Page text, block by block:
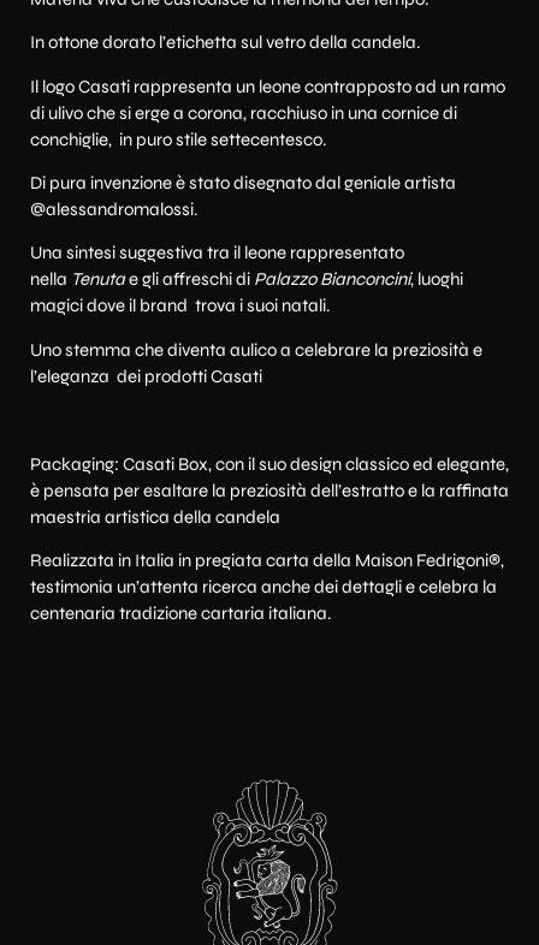
In ottone dorato l’etichetta sul vetro della candela.
Il logo Casati rappresenta un leone contrapposto ad un ramo
di ulivo che si erge a corona, racchiuso in una cornice di
conchiglie, in puro stile settecentesco.
Di pura invenzione è stato disegnato dal geniale artista
@alessandromalossi.
Una sintesi suggestiva tra il leone rappresentato
nella Tenutae gli affreschi di Palazzo Bianconcini, luoghi
magici dove il brand trova i suoi natali.
Uno stemma che diventa aulico a celebrare la preziosità e
l’eleganza dei prodotti Casati
Packaging: Casati Box, con il suo design classico ed elegante,
è pensata per esaltare la preziosità dell’estratto e la raffinata
maestria artistica della candela
Realizzata in Italia in pregiata carta della Maison Fedrigoni®,
testimonia un’attenta ricerca anche dei dettagli e celebra la
centenaria tradizione cartaria italiana.